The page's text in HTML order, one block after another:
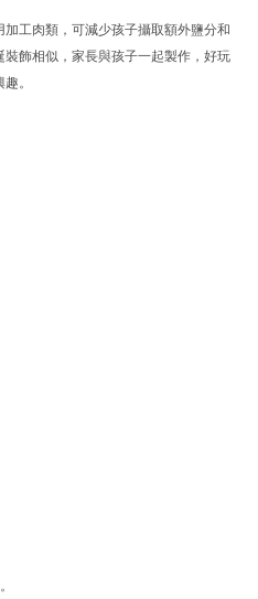
工肉類，可減少孩子攝取額外鹽分和
飾相似，家長與孩子一起製作，好玩
。